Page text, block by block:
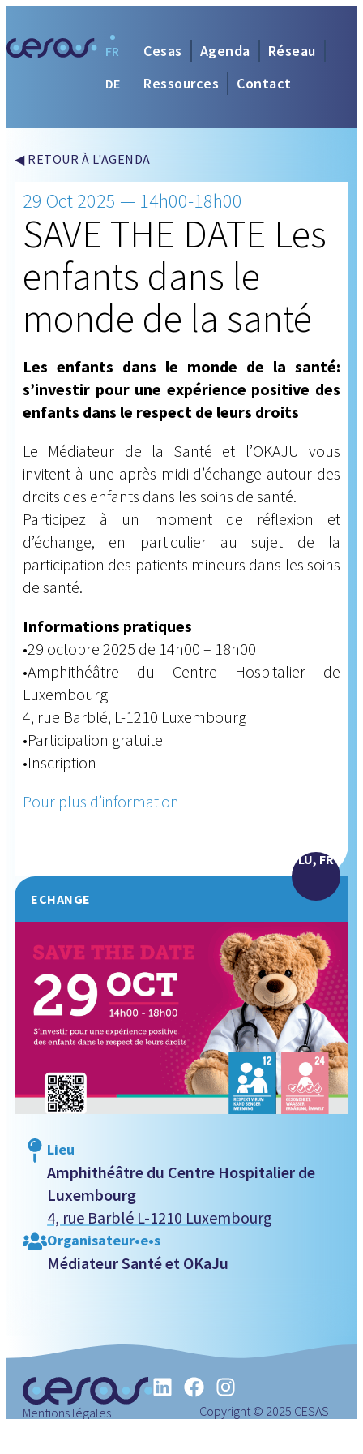
Cesas Agenda
Réseau
Ressources
Contact
FR
DE
◀ RETOUR À L'AGENDA
29 Oct 2025 — 14h00-18h00
SAVE THE DATE Les
enfants dans le
monde de la santé
Les enfants dans le monde de la santé:
s’investir pour une expérience positive des
enfants dans le respect de leurs droits
Le Médiateur de la Santé et l’OKAJU vous
invitent à une après-midi d’échange autour des
droits des enfants dans les soins de santé.
Participez à un moment de réflexion et
d’échange, en particulier au sujet de la
participation des patients mineurs dans les soins
de santé.
Informations pratiques
•29 octobre 2025 de 14h00 – 18h00
•Amphithéâtre du Centre Hospitalier de
Luxembourg
4, rue Barblé, L-1210 Luxembourg
•Participation gratuite
•Inscription
Pour plus d’information
ECHANGE
LU, FR
Lieu
Amphithéâtre du Centre Hospitalier de
Luxembourg
4, rue Barblé L-1210 Luxembourg
Organisateur•e•s
Médiateur Santé et OKaJu
Copyright © 2025 CESAS
Luxembourg.
Mentions légales